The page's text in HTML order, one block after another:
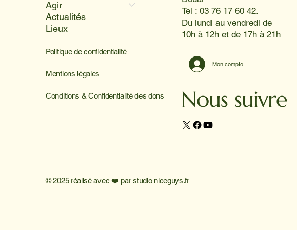
Agir
Actualités
Lieux
Politique de confidentialité
Mentions légales
Conditions & Confidentialité des dons
Tel : 03 76 17 60 42.
Du lundi au vendredi de
10h à 12h et de 17h à 21h
Mon compte
Nous suivre
© 2025 réalisé avec ❤️ parstudio niceguys.fr